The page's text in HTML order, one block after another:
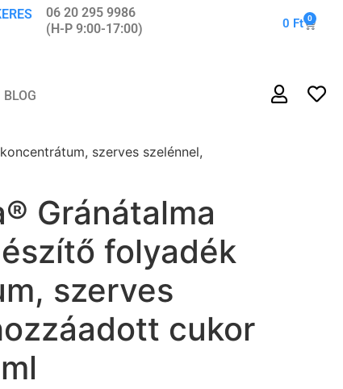
06 20 295 9986
(H-P 9:00-17:00)
0 Ft 0
BLOG
szerves szelénnel,
Gránátalma
folyadék
szerves
cukor